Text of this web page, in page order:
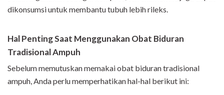
dikonsumsi untuk membantu tubuh lebih rileks.
Hal Penting Saat Menggunakan Obat Biduran
Tradisional Ampuh
Sebelum memutuskan memakai obat biduran tradisional
ampuh, Anda perlu memperhatikan hal-hal berikut ini: